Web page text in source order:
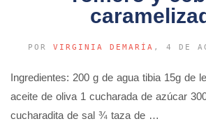
POR VIRGINIA DEMARÍA , 4 DE
Ingredientes: 200 g de agua tibia 15g de
aceite de oliva 1 cucharada de azúcar
cucharadita de sal ¾ taza de …